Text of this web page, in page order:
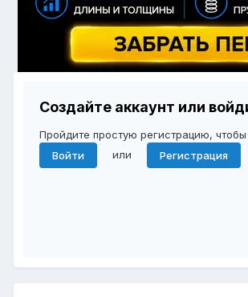
Создайте аккаунт или
Пройдите простую регистрацию,
Войти
или Регистрация